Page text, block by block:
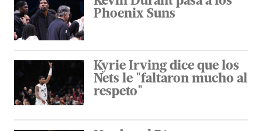
Phoenix Suns
Kyrie Irving dice que los
Nets le "faltaron mucho al
respeto"